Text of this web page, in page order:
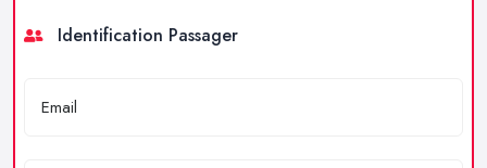
Identification Passager